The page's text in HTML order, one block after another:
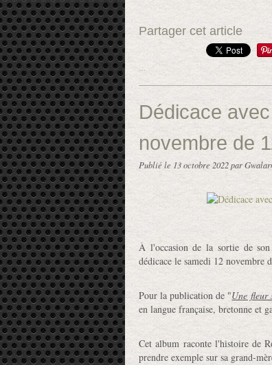
Partager cet article
…
Dédicace
novembre de
Publié le 13 octobre 2022par
À l'occasion de la sortie de
dédicace le samedi 12
Pour la publication de "Une fleur
en langue française, bretonne et
Cet album raconte l'histoire de
prendre exemple sur sa grand-